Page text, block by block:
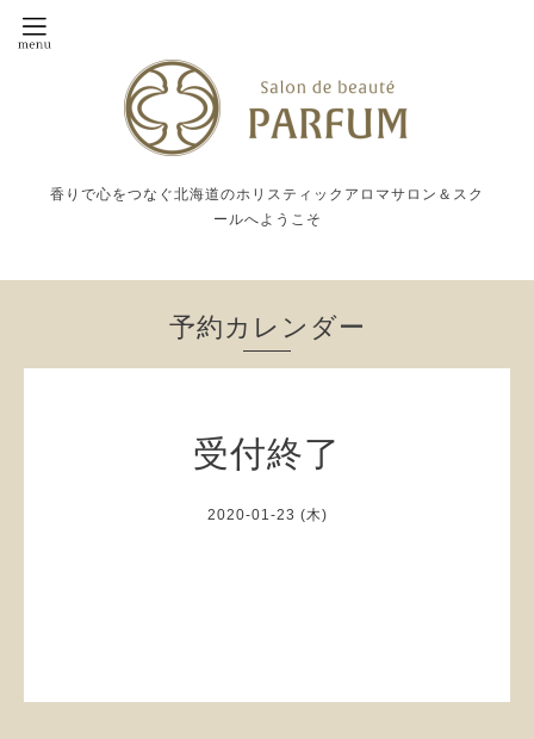
香りで心をつなぐ北海道のホリスティックアロマサロン＆スク
ールへようこそ
予約カレンダー
受付終了
2020-01-23 (木)